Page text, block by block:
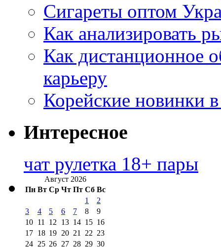
Сигареты оптом
Как анализировать
Как дистанционное
карьеру
Корейские новинки
Интересное
чат рулетка 18+ пары
Август 2026
Пн Вт Ср Чт Пт Сб Вс
1
2
3
4 5 6 7 8
9
10 11 12 13 14 15 16
17 18 19 20 21 22 23
24 25 26 27 28 29 30